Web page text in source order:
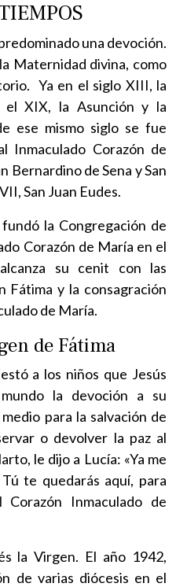
una devoción.
Maternidad divina, como
Ya en el siglo XIII, la
el XIX, la Asunción y la
ese mismo siglo se fue
Inmaculado Corazón de
Bernardino de Sena y San
San Juan Eudes.
la Congregación de
Corazón de María en el
su cenit con las
Fátima y la consagración
de María.
de Fátima
a los niños que Jesús
la devoción a su
para la salvación de
o devolver la paz al
le dijo a Lucía: «Ya me
te quedarás aquí, para
Inmaculado de
la Virgen. El año 1942,
de varias diócesis en el